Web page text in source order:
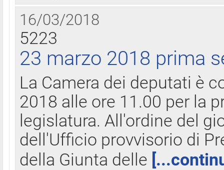
16/03/2018
5223
23 marzo 2018 prima
La Camera dei deputati è
2018 alle ore 11.00 per la
legislatura. All'ordine del
dell'Ufficio provvisorio di
della Giunta delle